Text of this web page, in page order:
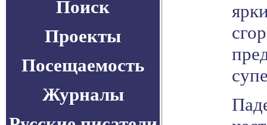
Поиск
Проекты
Посещаемость
Журналы